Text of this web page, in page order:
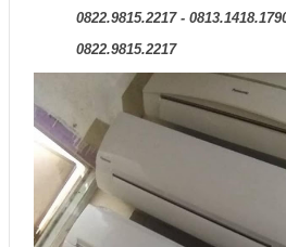
0822.9815.2217 -
0822.9815.2217